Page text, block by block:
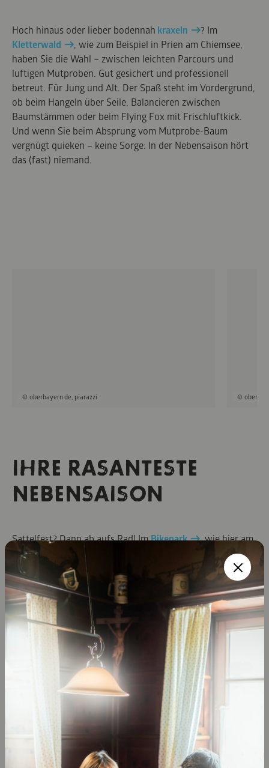
Hoch hinaus oder lieber bodennah kraxeln ? Im
Kletterwald
, wie zum Beispiel in Prien am Chiemsee,
haben Sie die Wahl – zwischen leichten Parcours und
luftigen Mutproben. Gut gesichert und professionell
betreut. Für Jung und Alt. Der Spaß steht im Vordergrund,
ob beim Hangeln über Seile, Balancieren zwischen
Baumstämmen oder beim Flying Fox mit Frischluftkick.
Und wenn Sie beim Absprung vom Mutprobe-Baum
vergnügt quieken – keine Sorge: In der Nebensaison hört
das (fast) niemand.
© oberbayern.de, piarazzi ©
IHRE RASANTESTE
NEBENSAISON
Sattelfest? Dann ab aufs Rad! ImBikepark
, wie hier am
Samerberg, erwarten Sie Trails und Übungsstrecken für
jedes Level. Hier ist Adrenalin garantiert. Aber auch wenn
Sie lieber entspannt dahinrollen, finden Sie bei uns
abwechslungsreiche Wege zum Graveln undGenussradeln
. Und unterwegs? Kulinarische Stopps, aussichtsreiche
Rastplätze oder erfrischende Naturbadeplätze. Radeln in
der Nebensaison bedeutet: Unterwegs im eigenen Tempo,
intensiver Naturgenuss und ausgedehnte Pausen, ganz